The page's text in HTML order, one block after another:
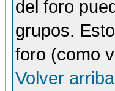
del foro
grupos.
foro (como
Volver arriba